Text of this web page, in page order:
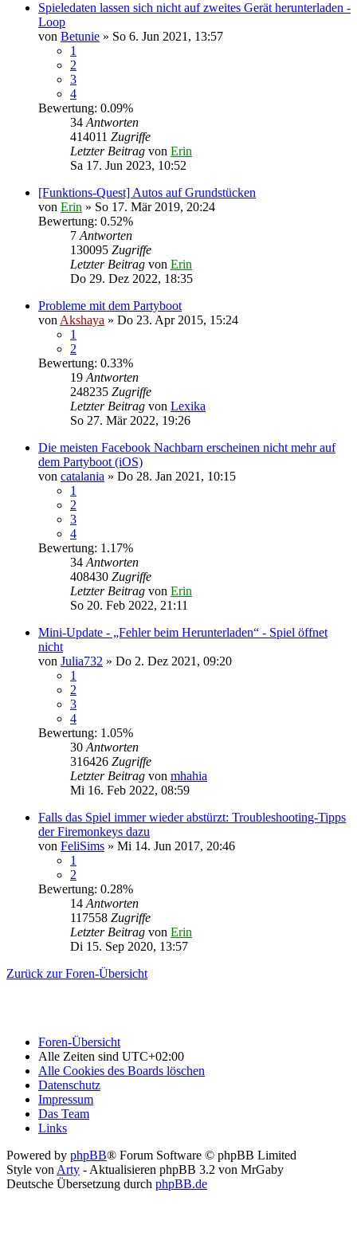
Spieledaten lassen sich nicht auf zweites Gerät herunterladen -
Loop
von Betunie » So 6. Jun 2021, 13:57
1
2
3
4
Bewertung: 0.09%
34Antworten
414011 Zugriffe
Letzter Beitrag von Erin
Sa 17. Jun 2023, 10:52
[Funktions-Quest] Autos auf Grundstücken
von Erin » So 17. Mär 2019, 20:24
Bewertung: 0.52%
7Antworten
130095 Zugriffe
Letzter Beitrag von Erin
Do 29. Dez 2022, 18:35
Probleme mit dem Partyboot
vonAkshaya » Do 23. Apr 2015, 15:24
1
2
Bewertung: 0.33%
19Antworten
248235 Zugriffe
Letzter Beitrag von Lexika
So 27. Mär 2022, 19:26
Die meisten Facebook Nachbarn erscheinen nicht mehr auf
dem Partyboot (iOS)
von catalania » Do 28. Jan 2021, 10:15
1
2
3
4
Bewertung: 1.17%
34Antworten
408430 Zugriffe
Letzter Beitrag von Erin
So 20. Feb 2022, 21:11
Mini-Update - „Fehler beim Herunterladen“ - Spiel öffnet
nicht
von Julia732 » Do 2. Dez 2021, 09:20
1
2
3
4
Bewertung: 1.05%
30Antworten
316426 Zugriffe
Letzter Beitrag von mhahia
Mi 16. Feb 2022, 08:59
Falls das Spiel immer wieder abstürzt: Troubleshooting-Tipps
der Firemonkeys dazu
von FeliSims » Mi 14. Jun 2017, 20:46
1
2
Bewertung: 0.28%
14Antworten
117558 Zugriffe
Letzter Beitrag von Erin
Di 15. Sep 2020, 13:57
Zurück zur Foren-Übersicht
Foren-Übersicht
Alle Zeiten sind UTC+02:00
Alle Cookies des Boards löschen
Datenschutz
Impressum
Das Team
Links
Powered by phpBB® Forum Software © phpBB Limited
Style vonArty - Aktualisieren phpBB 3.2 von MrGaby
Deutsche Übersetzung durch phpBB.de